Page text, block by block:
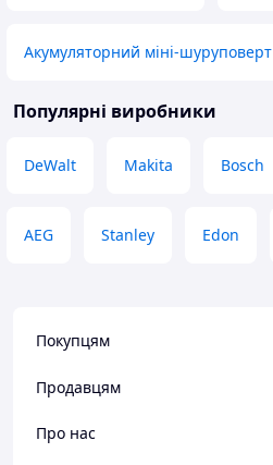
Акумуляторний міні-шуруповерт
Популярні виробники
DeWalt Makita Bosch
AEG Stanley Edon
Покупцям
Продавцям
Про нас